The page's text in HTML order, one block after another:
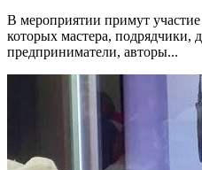
В мероприятии примут участие
которых мастера, подрядчики,
предприниматели, авторы...